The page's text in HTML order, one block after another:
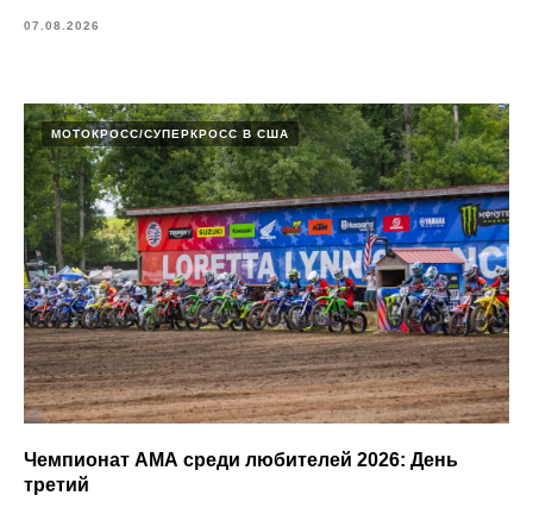
07.08.2026
МОТОКРОСС/СУПЕРКРОСС В США
Чемпионат АМА среди любителей 2026: День
третий